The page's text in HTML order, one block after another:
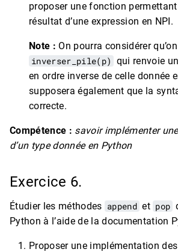
proposer une fonction
résultat d’une expression en NPI.
Note : On pourra considérer
inverser_pile(p) qui renvoie
en ordre inverse de celle donnée
supposera également que la
correcte.
Compétence : savoir implémenter
d’un type donnée en Python
Exercice 6.
Étudier les méthodes append et pop
Python à l’aide de la documentation
Proposer une implémentation